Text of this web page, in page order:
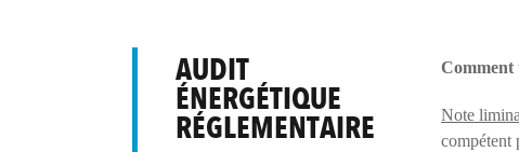
AUDIT
ÉNERGÉTIQUE
RÉGLEMENTAIRE
Comment
Note
compétent